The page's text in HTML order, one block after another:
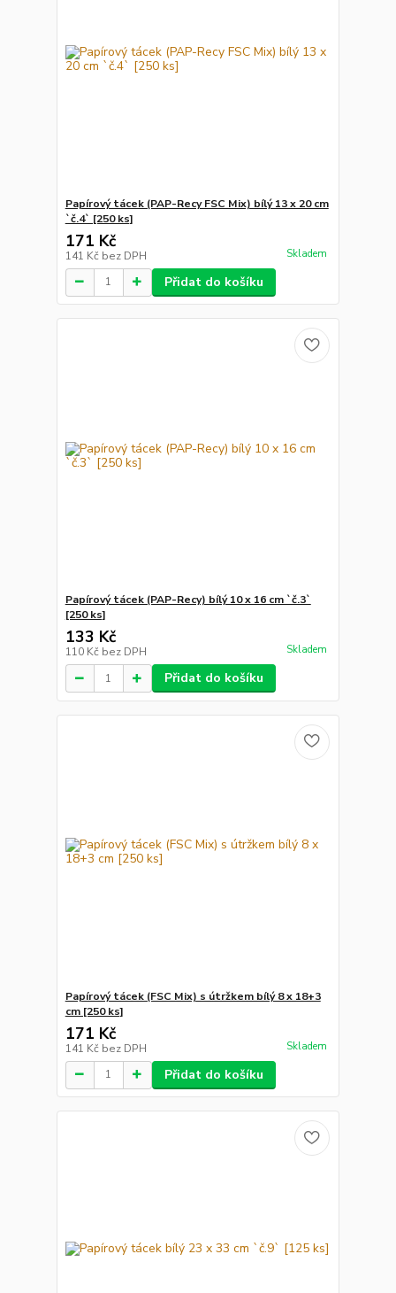
Papírový tácek (PAP-Recy FSC Mix) bílý 13 x 20 cm
`č.4` [250 ks]
171 Kč
141 Kč bez DPH Skladem
Přidat do košíku
Papírový tácek (PAP-Recy) bílý 10 x 16 cm `č.3`
[250 ks]
133 Kč
110 Kč bez DPH Skladem
Přidat do košíku
Papírový tácek (FSC Mix) s útržkem bílý 8 x 18+3
cm [250 ks]
171 Kč
141 Kč bez DPH Skladem
Přidat do košíku